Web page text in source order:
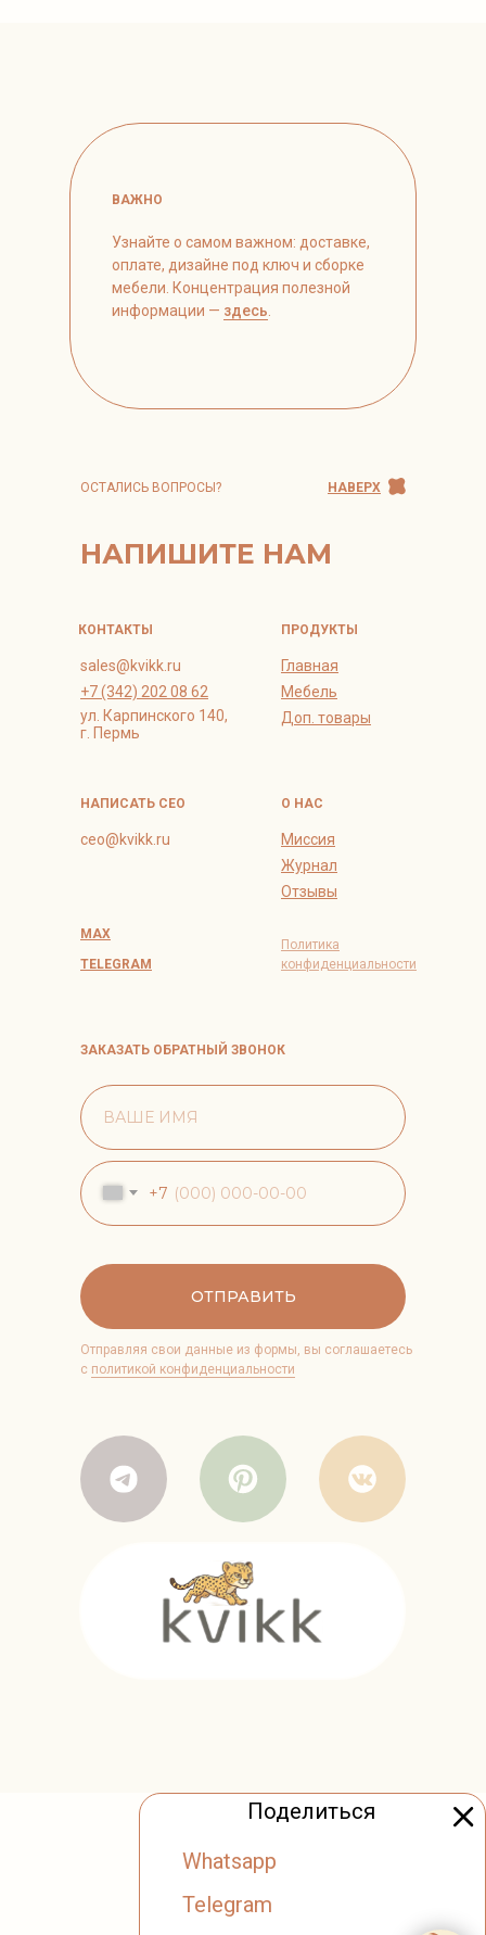
НАПИШИТЕ НАМ
ОСТАЛИСЬ ВОПРОСЫ?
Политика
конфиденциальности
+7 (342) 202 08 62
ул. Карпинского 140,
г. Пермь
ЗАКАЗАТЬ ОБРАТНЫЙ ЗВОНОК
Главная
Мебель
Доп. товары
Миссия
Журнал
Отзывы
НАВЕРХ
sales@kvikk.ru
ПРОДУКТЫ
О НАС
ВАЖНО
КОНТАКТЫ
ceo@kvikk.ru
НАПИСАТЬ СЕО
Узнайте о самом важном: доставке,
оплате, дизайне под ключ и сборке
мебели. Концентрация полезной
информации — здесь
MAX
TELEGRAM
+7
ОТПРАВИТЬ
Отправляя свои данные из формы, вы соглашаетесь
с политикой конфиденциальности
Поделиться
Telegram
Whatsapp